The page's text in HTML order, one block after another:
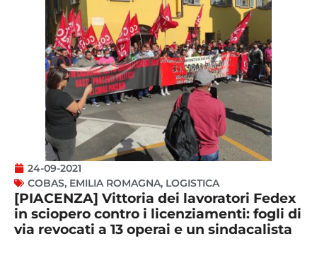
24-09-2021
COBAS, EMILIA ROMAGNA, LOGISTICA
[PIACENZA] Vittoria dei lavoratori Fedex
in sciopero contro i licenziamenti: fogli di
via revocati a 13 operai e un sindacalista